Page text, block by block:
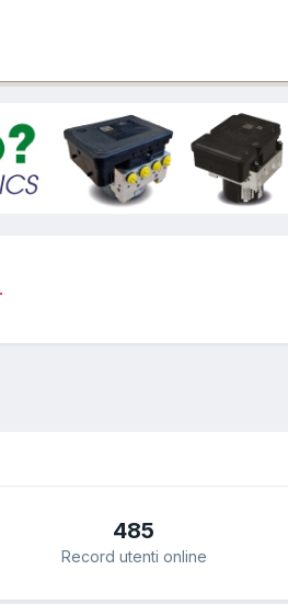
485
Record utenti online